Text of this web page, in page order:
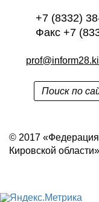
+7 (8332)
Факс +7
© 2017
Кировской области»